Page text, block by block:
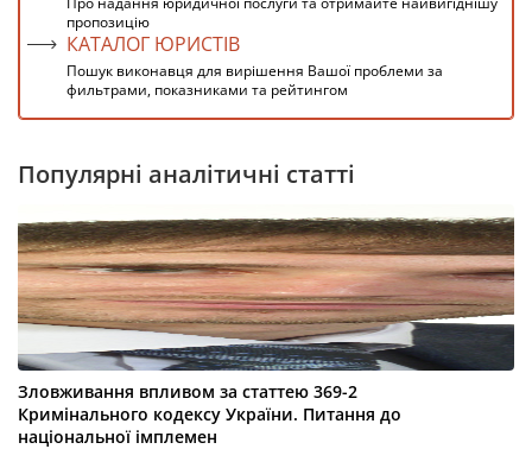
пропозицію
КАТАЛОГ ЮРИСТІВ
Пошук виконавця для вирішення Вашої проблеми за
фильтрами, показниками та рейтингом
Популярні аналітичні статті
Зловживання впливом за статтею 369-2
Кримінального кодексу України. Питання до
національної імплемен